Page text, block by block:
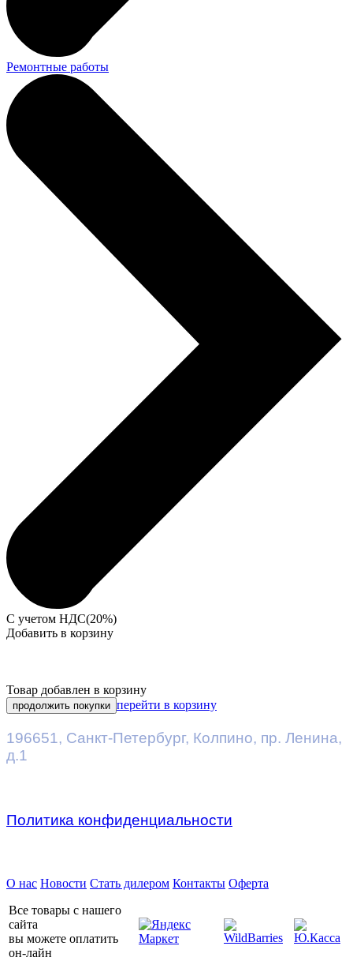
Ремонтные работы
С учетом НДС(20%)
Добавить в корзину
Товар добавлен в корзину
продолжить покупки перейти в корзину
196651, Санкт-Петербург, Колпино, пр. Ленина,
д.1
Политика конфиденциальности
О нас Новости Стать дилером Контакты Оферта
Все товары с нашего
сайта
вы можете оплатить
он-лайн